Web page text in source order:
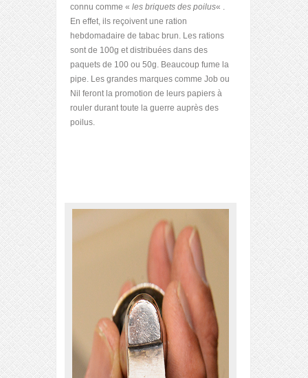
connu comme « les briquets des poilus« .
En effet, ils reçoivent une ration
hebdomadaire de tabac brun. Les rations
sont de 100g et distribuées dans des
paquets de 100 ou 50g. Beaucoup fume la
pipe. Les grandes marques comme Job ou
Nil feront la promotion de leurs papiers à
rouler durant toute la guerre auprès des
poilus.